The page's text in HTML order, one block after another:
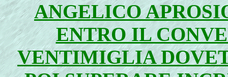
ANGELICO
ENTRO IL
VENTIMIGLIA